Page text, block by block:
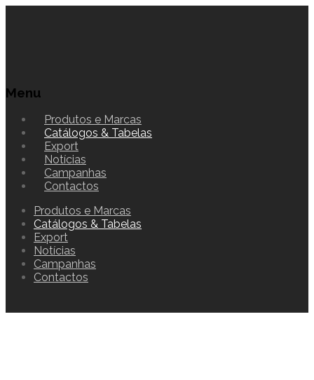
Menu
Produtos e Marcas
Catálogos & Tabelas
Export
Notícias
Campanhas
Contactos
Produtos e Marcas
Catálogos & Tabelas
Export
Notícias
Campanhas
Contactos